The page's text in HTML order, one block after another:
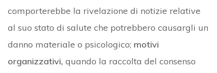
comporterebbe la rivelazione di notizie relative
al suo stato di salute che potrebbero causargli un
danno materiale o psicologico; motivi
organizzativi, quando la raccolta del consenso